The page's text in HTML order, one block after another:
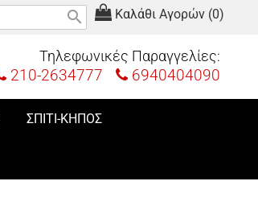
Καλάθι Αγορών (0)
search
Τηλεφωνικές Παραγγελίες:
210-2634777 6940404090
ΣΠΙΤΙ-ΚΗΠΟΣ